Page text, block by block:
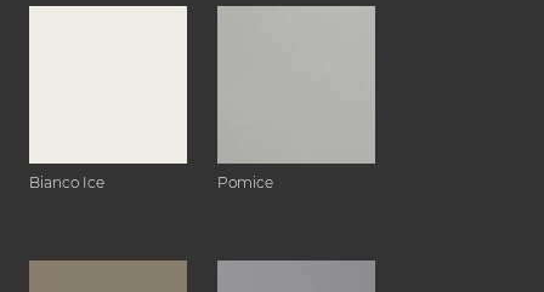
Bianco Ice Pomice